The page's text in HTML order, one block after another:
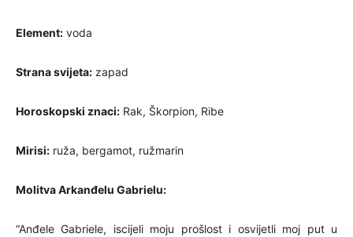
Element: voda
Strana svijeta: zapad
Horoskopski znaci: Rak, Škorpion, Ribe
Mirisi: ruža, bergamot, ružmarin
Molitva Arkanđelu Gabrielu:
“Anđele Gabriele, iscijeli moju prošlost i osvijetli moj put u